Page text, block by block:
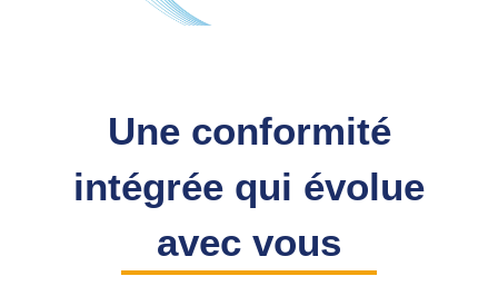
Une conformité
intégrée qui évolue
avec vous